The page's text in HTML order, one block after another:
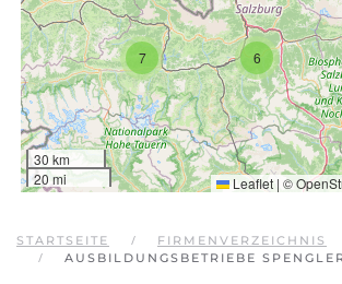
7 6
30 km
20 mi
Leaflet | ©
STARTSEITE FIRMENVERZEICHNIS
AUSBILDUNGSBETRIEBE